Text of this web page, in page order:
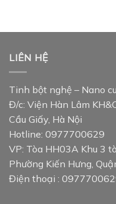
LIÊN HỆ
Tinh bột nghệ – Nano
Đ/c: Viện Hàn Lâm
Cầu Giấy, Hà Nội
Hotline: 0977700629
VP: Tòa HH03A Khu 3
Phường Kiến Hưng,
Điện thoại :